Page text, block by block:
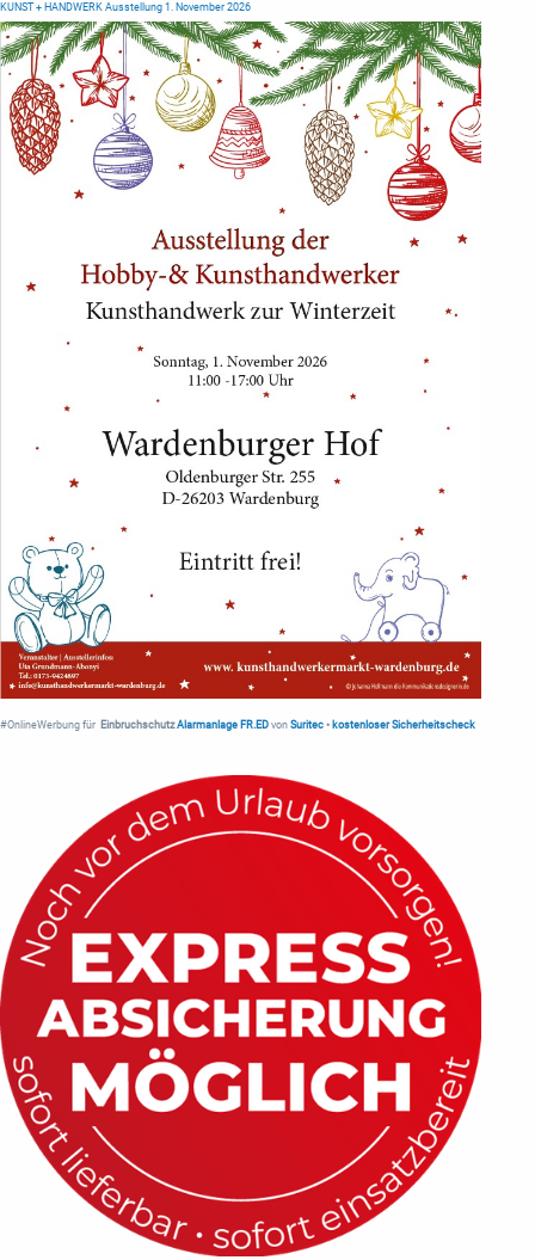
KUNST + HANDWERK Ausstellung 1. November 2026
#OnlineWerbung für Einbruchschutz Alarmanlage FR.ED von Suritec • kostenloser Sicherheitscheck